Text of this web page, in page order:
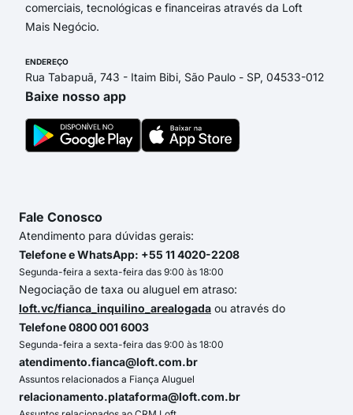
comerciais, tecnológicas e financeiras através da Loft
Mais Negócio.
ENDEREÇO
Rua Tabapuã, 743 - Itaim Bibi, São Paulo - SP, 04533-012
Baixe nosso app
Fale Conosco
Atendimento para dúvidas gerais:
Telefone e WhatsApp: +55 11 4020-2208
Segunda-feira a sexta-feira das 9:00 às 18:00
Negociação de taxa ou aluguel em atraso:
loft.vc/fianca_inquilino_arealogada ou através do
Telefone 0800 001 6003
Segunda-feira a sexta-feira das 9:00 às 18:00
atendimento.fianca@loft.com.br
Assuntos relacionados a Fiança Aluguel
relacionamento.plataforma@loft.com.br